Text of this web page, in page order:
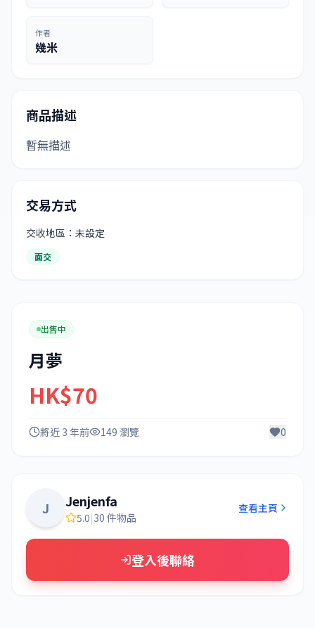
作者
幾米
商品描述
暫無描述
交易方式
交收地區：未設定
面交
出售中
月夢
HK$70
將近 3 年前 149 瀏覽 0
J Jenjenfa
5.0|30 件物品
查看主頁
登入後聯絡